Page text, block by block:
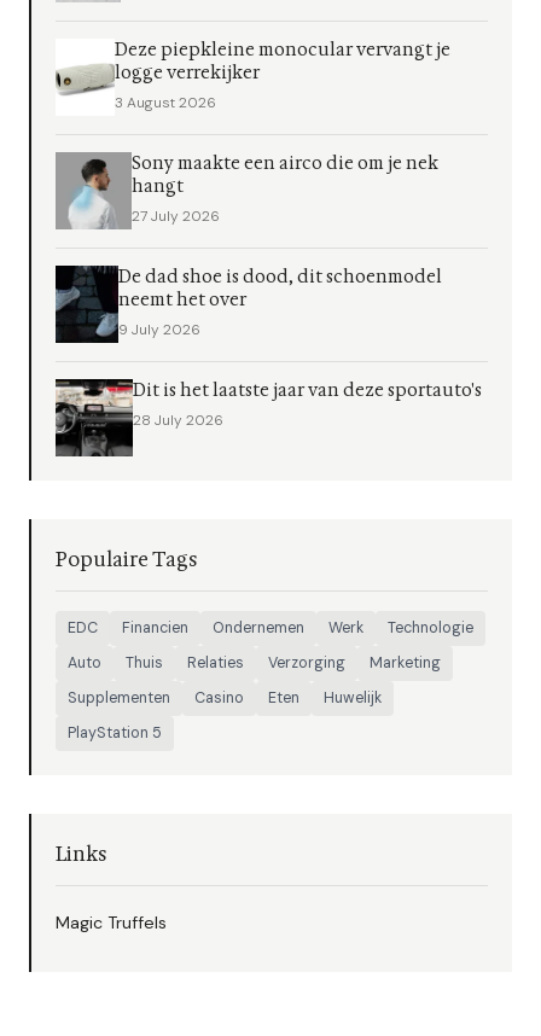
Deze piepkleine monocular vervangt je
logge verrekijker
3 August 2026
Sony maakte een airco die om je nek
hangt
27 July 2026
De dad shoe is dood, dit schoenmodel
neemt het over
9 July 2026
Dit is het laatste jaar van deze sportauto's
28 July 2026
Populaire Tags
EDC Financien Ondernemen Werk
Technologie
Auto
Thuis Relaties Verzorging
Marketing
Supplementen
Casino Eten
Huwelijk
PlayStation 5
Links
Magic Truffels